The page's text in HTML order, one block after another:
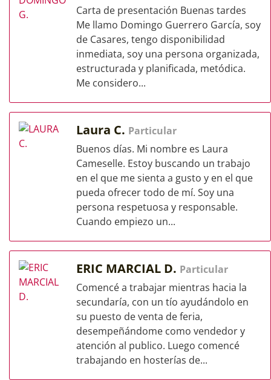
Carta de presentación Buenas tardes
Me llamo Domingo Guerrero García, soy
de Casares, tengo disponibilidad
inmediata, soy una persona organizada,
estructurada y planificada, metódica.
Me considero...
Laura C. Particular
Buenos días. Mi nombre es Laura
Cameselle. Estoy buscando un trabajo
en el que me sienta a gusto y en el que
pueda ofrecer todo de mí. Soy una
persona respetuosa y responsable.
Cuando empiezo un...
ERIC MARCIAL D. Particular
Comencé a trabajar mientras hacia la
secundaría, con un tío ayudándolo en
su puesto de venta de feria,
desempeñándome como vendedor y
atención al publico. Luego comencé
trabajando en hosterías de...